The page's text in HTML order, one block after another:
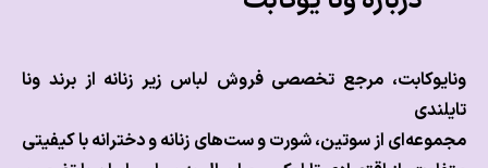
مرجع تخصصی فروش لباس زیر زنانه از برند ونا
از سوتین، شورت و ست‌های زنانه و دخترانه با کیفیتی